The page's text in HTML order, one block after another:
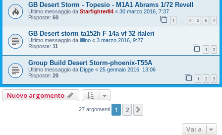
GB Desert Storm - Topesio - M1A1 Abrams 1/72 Revell
Ultimo messaggio da Starfighter84 « 30 marzo 2016, 7:37
Risposte: 60 1 4 5 6 7
GB Desert storm ta152h F 14a vf 32 italeri
Ultimo messaggio da lillino « 3 marzo 2016, 9:27
Risposte: 11 1 2
Group Build Desert Storm-phoenix-T55A
Ultimo messaggio da Digge « 25 gennaio 2016, 13:06
Risposte: 20 1 2 3
Nuovo argomento
27 argomenti 1 2
Vai a